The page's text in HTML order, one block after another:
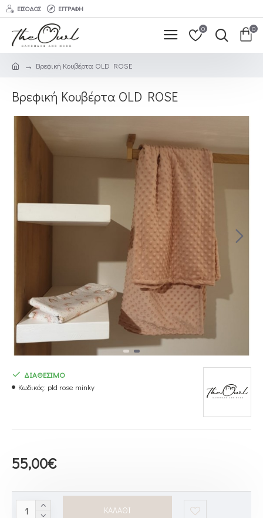
ΕΊΣΟΔΟΣ ΕΓΓΡΑΦΉ
0 0
Βρεφική Κουβέρτα ΟLD ROSE
Βρεφική Κουβέρτα ΟLD ROSE
55,00€
ΔΙΑΘΕΣΙΜΟ
Κωδικός: pld rose minky
ΚΑΛΆΘΙ